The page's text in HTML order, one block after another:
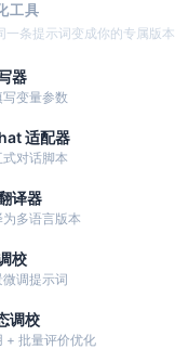
工具
一条提示词变成你的专属版本
器
变量参数
适配器
对话脚本
译器
多语言版本
校
调提示词
调校
+ 批量评价优化